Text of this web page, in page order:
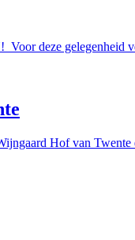
deze
Hof van